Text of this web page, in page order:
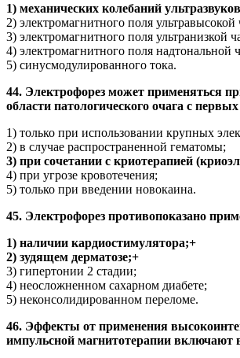
1) механических колебаний
2) электромагнитного поля ультравысокой
3) электромагнитного поля ультранизкой
4) электромагнитного поля надтональной
5) синусмодулированного тока.
44. Электрофорез может применяться
области патологического очага с
1) только при использовании крупных
2) в случае распространенной гематомы;
3) при сочетании с криотерапией
4) при угрозе кровотечения;
5) только при введении новокаина.
45. Электрофорез противопоказано
1) наличии кардиостимулятора;+
2) зудящем дерматозе;+
3) гипертонии 2 стадии;
4) неосложненном сахарном диабете;
5) неконсолидированном переломе.
46. Эффекты от применения
импульсной магнитотерапии включают